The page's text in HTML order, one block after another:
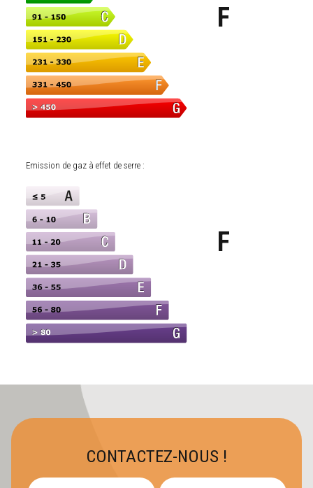
F
Emission de gaz à effet de serre :
F
CONTACTEZ-NOUS !